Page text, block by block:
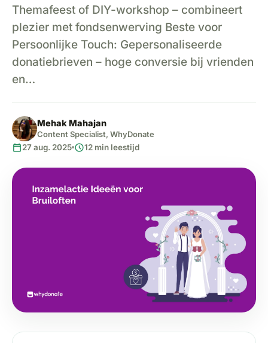
Themafeest of DIY-workshop – combineert
plezier met fondsenwerving Beste voor
Persoonlijke Touch: Gepersonaliseerde
donatiebrieven – hoge conversie bij vrienden
en…
Mehak Mahajan
Content Specialist, WhyDonate
calendar_today27 aug. 2025 schedule12 min leestijd